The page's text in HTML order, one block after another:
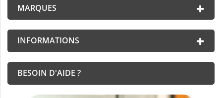
MARQUES
INFORMATIONS
BESOIN D'AIDE ?